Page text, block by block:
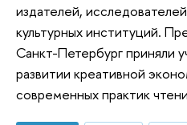
издателей,
культурных институций.
Санкт-Петербург приняли
развитии креативной
современных практик